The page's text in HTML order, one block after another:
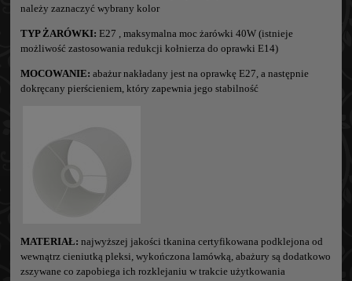
należy zaznaczyć wybrany kolor
TYP ŻARÓWKI: E27 , maksymalna moc żarówki 40W (istnieje
możliwość zastosowania redukcji kołnierza do oprawki E14)
MOCOWANIE: abażur nakładany jest na oprawkę E27, a następnie
dokręcany pierścieniem, który zapewnia jego stabilność
MATERIAŁ: najwyższej jakości tkanina certyfikowana podklejona od
wewnątrz cieniutką pleksi, wykończona lamówką, abażury są dodatkowo
zszywane co zapobiega ich rozklejaniu w trakcie użytkowania